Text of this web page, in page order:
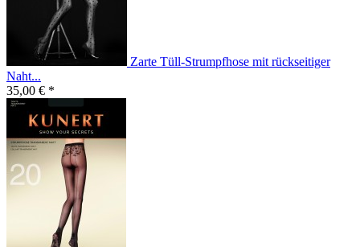
Zarte Tüll-Strumpfhose mit rückseitiger
Naht...
35,00 € *